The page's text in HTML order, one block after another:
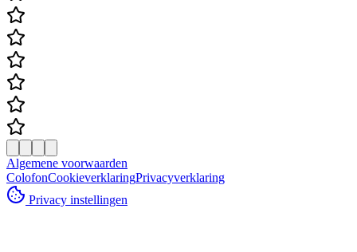
Algemene voorwaarden
ColofonCookieverklaringPrivacyverklaring
Privacy instellingen